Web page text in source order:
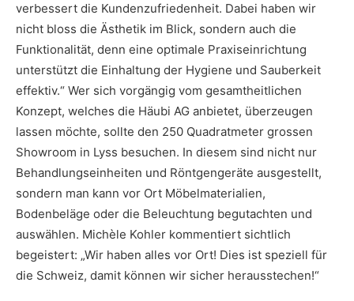
verbessert die Kundenzufriedenheit. Dabei haben wir
nicht bloss die Ästhetik im Blick, sondern auch die
Funktionalität, denn eine optimale Praxiseinrichtung
unterstützt die Einhaltung der Hygiene und Sauberkeit
effektiv.“ Wer sich vorgängig vom gesamtheitlichen
Konzept, welches die Häubi AG anbietet, überzeugen
lassen möchte, sollte den 250 Quadratmeter grossen
Showroom in Lyss besuchen. In diesem sind nicht nur
Behandlungseinheiten und Röntgengeräte ausgestellt,
sondern man kann vor Ort Möbelmaterialien,
Bodenbeläge oder die Beleuchtung begutachten und
auswählen. Michèle Kohler kommentiert sichtlich
begeistert: „Wir haben alles vor Ort! Dies ist speziell für
die Schweiz, damit können wir sicher herausstechen!“